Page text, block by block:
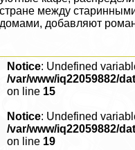
стране между
домами, добавляют
Notice: Undefined
/var/www/iq22059882/
on line 15
Notice: Undefined
/var/www/iq22059882/
on line 19